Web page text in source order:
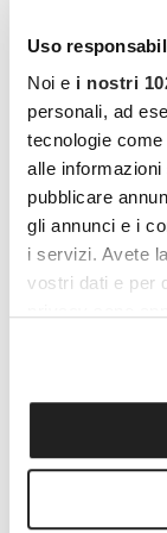
Uso
Noi e i nostri
personali, ad
tecnologie
alle
pubblicare
gli annunci e i
i servizi. Avete
vostri dati e per
modificare o
sull'icona di